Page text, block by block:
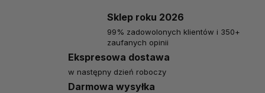
Ekspresowa dostawa
w następny dzień roboczy
Darmowa wysyłka
Sklep roku 2026
99% zadowolonych klientów i 350+
zaufanych opinii